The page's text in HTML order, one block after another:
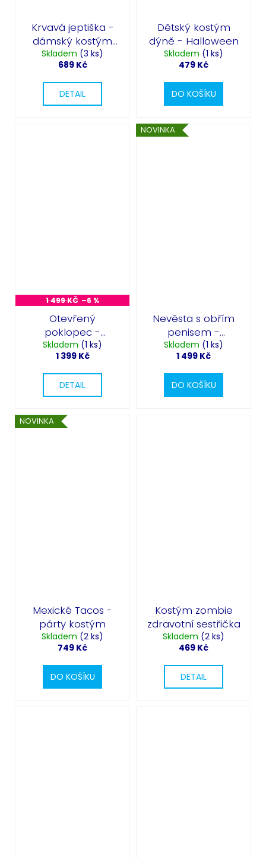
Krvavá jeptiška -
dámský kostým
na Halloween
Skladem (3 ks)
689 Kč
DETAIL
Dětský kostým
dýně - Halloween
Skladem (1 ks)
479 Kč
DO KOŠÍKU
1 499 KČ –6 %
Otevřený
poklopec -
nafukovací kostým
Skladem (1 ks)
1 399 Kč
DETAIL
NOVINKA
Nevěsta s obřím
penisem -
nafukovací kostým
Skladem (1 ks)
1 499 Kč
DO KOŠÍKU
NOVINKA
Mexické Tacos -
párty kostým
Skladem (2 ks)
749 Kč
DO KOŠÍKU
Kostým zombie
zdravotní sestřička
Skladem (2 ks)
469 Kč
DETAIL